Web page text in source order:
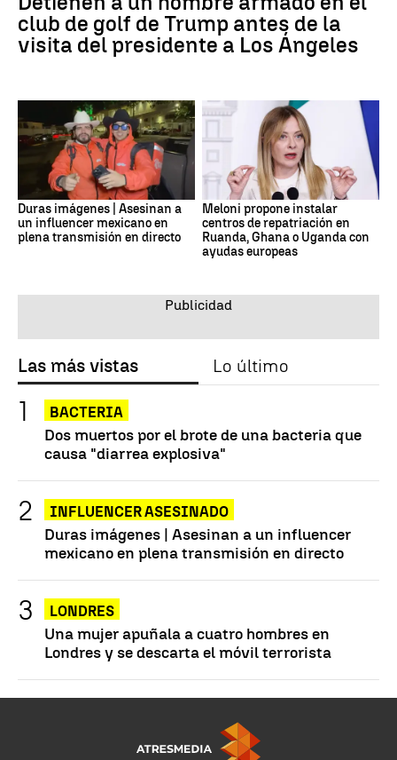
club de golf de Trump antes de la
visita del presidente a Los Ángeles
Duras imágenes | Asesinan a
un influencer mexicano en
plena transmisión en directo
Meloni propone instalar
centros de repatriación en
Ruanda, Ghana o Uganda con
ayudas europeas
Las más vistas Lo último
BACTERIA
Dos muertos por el brote de una bacteria que
causa "diarrea explosiva"
INFLUENCER ASESINADO
Duras imágenes | Asesinan a un influencer
mexicano en plena transmisión en directo
LONDRES
Una mujer apuñala a cuatro hombres en
Londres y se descarta el móvil terrorista